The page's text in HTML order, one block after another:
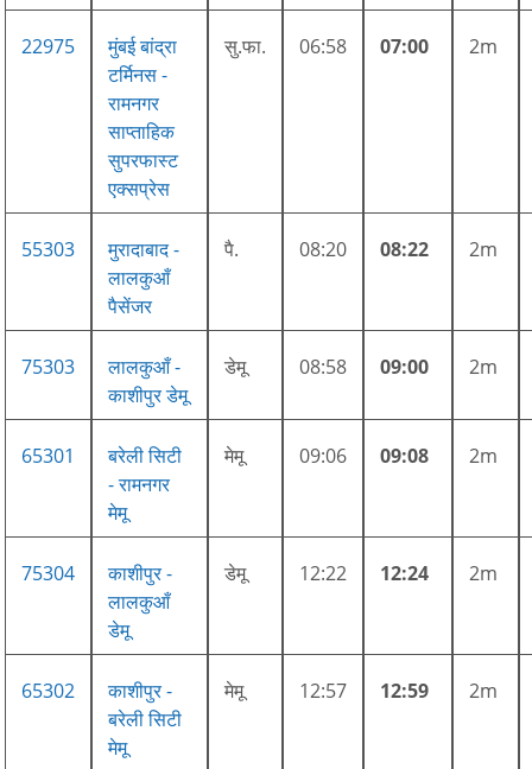
22975
मुंबई बांद्रा
टर्मिनस -
रामनगर
साप्ताहिक
सुपरफास्ट
एक्सप्रेस
सु.फा. 06:58 07:00 2m
55303
मुरादाबाद -
लालकुआँ
पैसेंजर
पै. 08:20 08:22 2m
75303
लालकुआँ -
काशीपुर डेमू
डेमू 08:58 09:00 2m
65301
बरेली सिटी
- रामनगर
मेमू
मेमू 09:06 09:08 2m
75304
काशीपुर -
लालकुआँ
डेमू
डेमू 12:22 12:24 2m
65302
काशीपुर -
बरेली सिटी
मेमू
मेमू 12:57 12:59 2m